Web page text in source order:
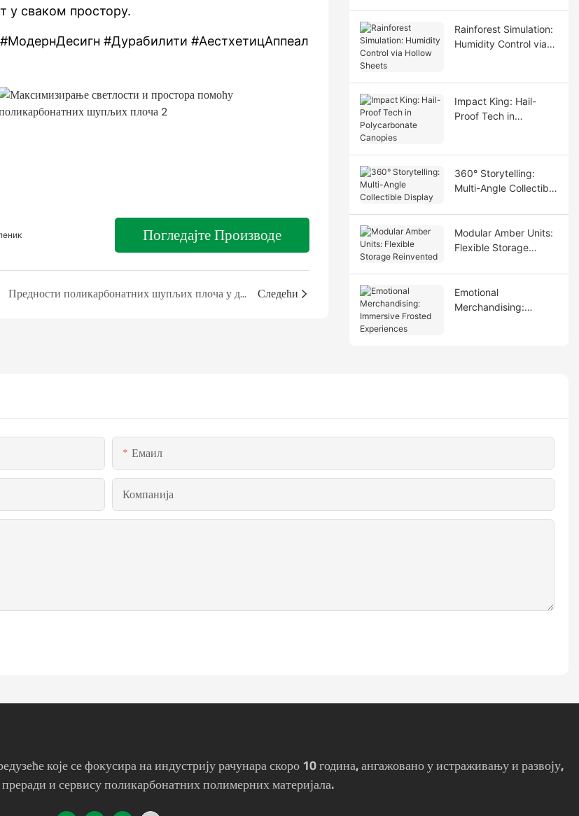
у сваком простору.
#Дурабилити #АестхетицАппеал
Погледајте Производе
Предности поликарбонатних шупљих плоча у дизајну ентеријера и екстеријера Следећи
Rainforest Simulation:
Humidity Control via
Impact King: Hail-
Proof Tech in
360° Storytelling:
Multi-Angle Collectible
Modular Amber Units:
Flexible Storage
Emotional
Merchandising:
Емаил
Компанија
које се фокусира на индустрију рачунара скоро 10 година, ангажовано у истраживању и развоју,
и сервису поликарбонатних полимерних материјала.